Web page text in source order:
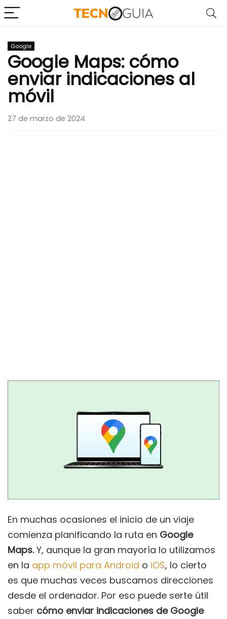
Google
Google Maps: cómo
enviar indicaciones al
móvil
27 de marzo de 2024
En muchas ocasiones el inicio de un viaje
comienza planificando la ruta en Google
Maps.Y, aunque la gran mayoría lo utilizamos
en la app móvil para Android o iOS, lo cierto
es que muchas veces buscamos direcciones
desde el ordenador. Por eso puede serte útil
saber cómo enviar indicaciones de Google